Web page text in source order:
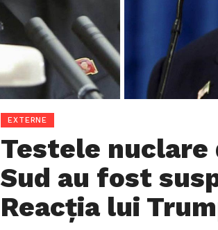
EXTERNE
Testele nuclare
Sud au fost
Reacția lui